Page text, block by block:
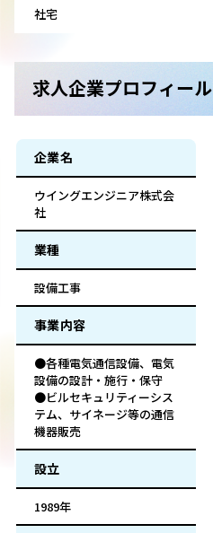
社宅
求人企業プロフィール
企業名
ウイングエンジニア株式会
社
業種
設備工事
事業内容
●各種電気通信設備、電気
設備の設計・施行・保守
●ビルセキュリティーシス
テム、サイネージ等の通信
機器販売
設立
1989年